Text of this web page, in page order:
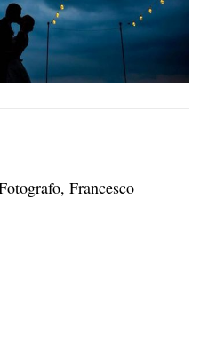
Francesco